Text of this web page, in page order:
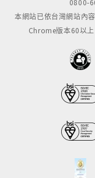
0800-
本網站已依台灣網站內
Chrome版本60以